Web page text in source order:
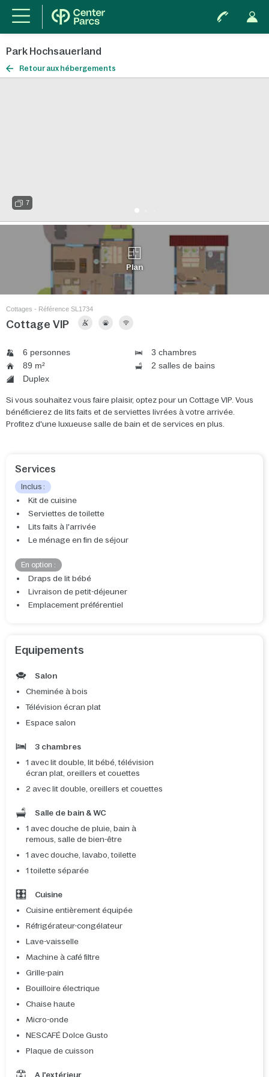
Park Hochsauerland
Retour aux hébergements
7
Plan
Cottages - Référence SL1734
Cottage VIP
6 personnes
3 chambres
89 m²
2 salles de bains
Duplex
Si vous souhaitez vous faire plaisir, optez pour un Cottage VIP. Vous
bénéficierez de lits faits et de serviettes livrées à votre arrivée.
Profitez d'une luxueuse salle de bain et de services en plus.
Services
Inclus :
Kit de cuisine
Serviettes de toilette
Lits faits à l'arrivée
Le ménage en fin de séjour
En option :
Draps de lit bébé
Livraison de petit-déjeuner
Emplacement préférentiel
Equipements
Salon
Cheminée à bois
Télévision écran plat
Espace salon
3 chambres
1 avec lit double, lit bébé, télévision
écran plat, oreillers et couettes
2 avec lit double, oreillers et couettes
Salle de bain & WC
1 avec douche de pluie, bain à
remous, salle de bien-être
1 avec douche, lavabo, toilette
1 toilette séparée
Cuisine
Cuisine entièrement équipée
Réfrigérateur-congélateur
Lave-vaisselle
Machine à café filtre
Grille-pain
Bouilloire électrique
Chaise haute
Micro-onde
NESCAFÉ Dolce Gusto
Plaque de cuisson